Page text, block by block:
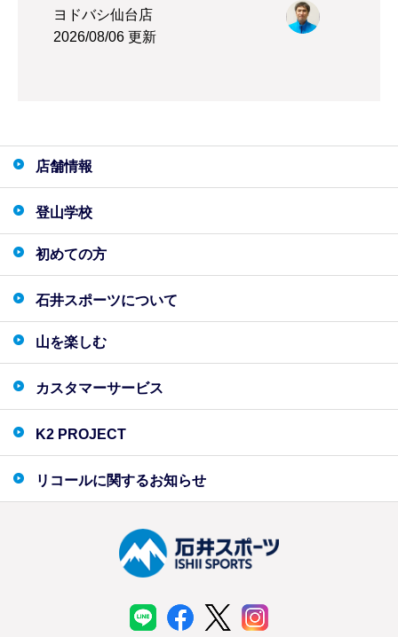
ヨドバシ仙台店
2026/08/06 更新
店舗情報
登山学校
初めての方
石井スポーツについて
山を楽しむ
カスタマーサービス
K2 PROJECT
リコールに関するお知らせ